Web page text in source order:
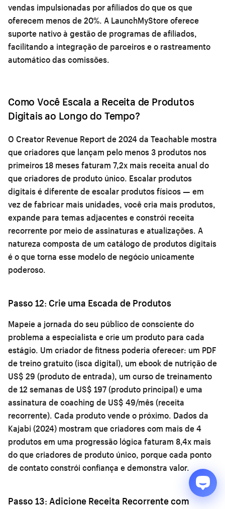
vendas impulsionadas por afiliados do que os que
oferecem menos de 20%. A LaunchMyStore oferece
suporte nativo à gestão de programas de afiliados,
facilitando a integração de parceiros e o rastreamento
automático das comissões.
Como Você Escala a Receita de Produtos
Digitais ao Longo do Tempo?
O Creator Revenue Report de 2024 da Teachable mostra
que criadores que lançam pelo menos 3 produtos nos
primeiros 18 meses faturam 7,2x mais receita anual do
que criadores de produto único. Escalar produtos
digitais é diferente de escalar produtos físicos — em
vez de fabricar mais unidades, você cria mais produtos,
expande para temas adjacentes e constrói receita
recorrente por meio de assinaturas e atualizações. A
natureza composta de um catálogo de produtos digitais
é o que torna esse modelo de negócio unicamente
poderoso.
Passo 12: Crie uma Escada de Produtos
Mapeie a jornada do seu público de consciente do
problema a especialista e crie um produto para cada
estágio. Um criador de fitness poderia oferecer: um PDF
de treino gratuito (isca digital), um ebook de nutrição de
US$ 29 (produto de entrada), um curso de treinamento
de 12 semanas de US$ 197 (produto principal) e uma
assinatura de coaching de US$ 49/mês (receita
recorrente). Cada produto vende o próximo. Dados da
Kajabi (2024) mostram que criadores com mais de 4
produtos em uma progressão lógica faturam 8,4x mais
do que criadores de produto único, porque cada ponto
de contato constrói confiança e demonstra valor.
Passo 13: Adicione Receita Recorrente com